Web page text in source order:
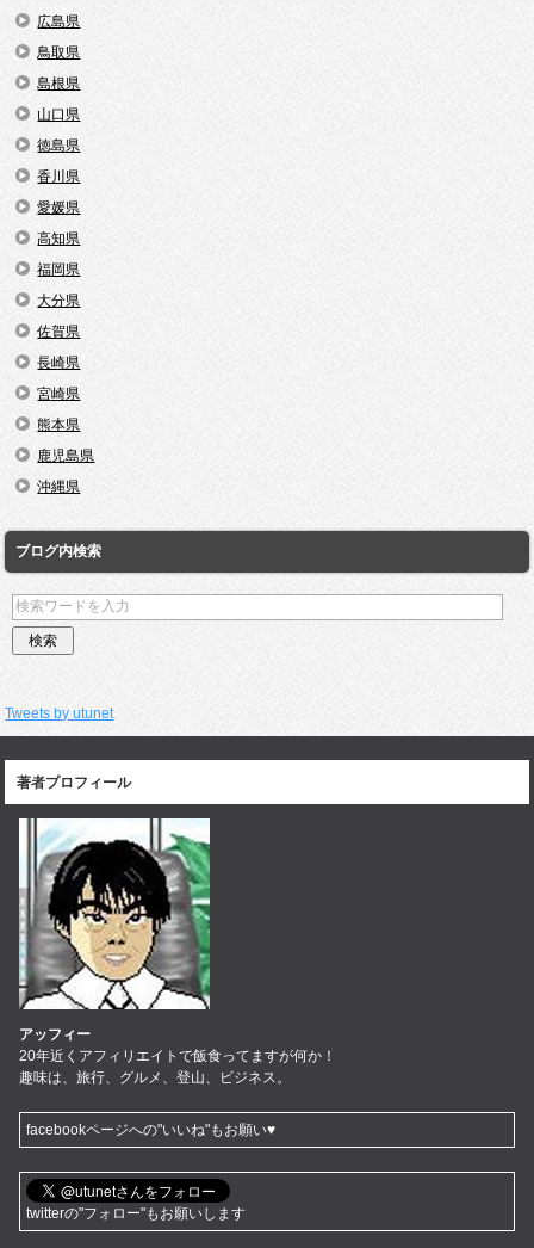
広島県
鳥取県
島根県
山口県
徳島県
香川県
愛媛県
高知県
福岡県
大分県
佐賀県
長崎県
宮崎県
熊本県
鹿児島県
沖縄県
ブログ内検索
Tweets by utunet
著者プロフィール
アッフィー
20年近くアフィリエイトで飯食ってますが何か！
趣味は、旅行、グルメ、登山、ビジネス。
facebookページへの"いいね"もお願い♥
twitterの"フォロー"もお願いします